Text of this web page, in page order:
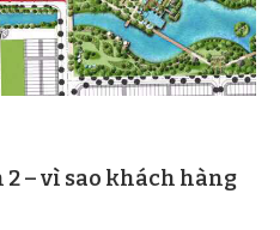
– vì sao khách hàng